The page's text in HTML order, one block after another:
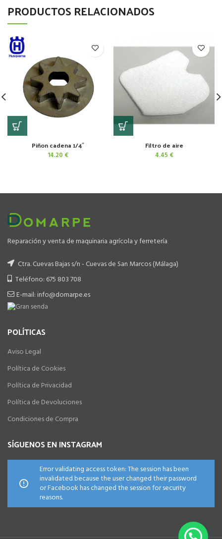
PRODUCTOS RELACIONADOS
Piñon cadena 1/4″
14.20 €
Filtro de aire
4.45 €
Reparación y venta de maquinaria agrícola y ferretería
Ctra. Cuevas Bajas s/n - Cuevas de San Marcos (Málaga)
Teléfono: 675 803 708
E-mail: info@domarpe.es
POLÍTICAS
Aviso Legal
Política de Cookies
Política de Privacidad
Política de Devoluciones
Condiciones de Compra
SÍGUENOS EN INSTAGRAM
Error validating access token: The session has been
invalidated because the user changed their password
or Facebook has changed the session for security
reasons.